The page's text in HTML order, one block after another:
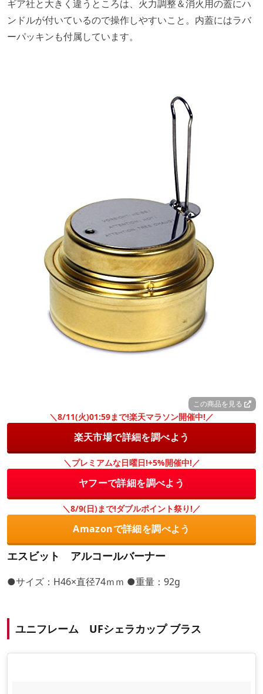
ギア社と大きく違うところは、火力調整＆消火用の蓋にハ
ンドルが付いているので操作しやすいこと。内蓋にはラバ
ーパッキンも付属しています。
この商品を見る
＼8/11(火)01:59まで!楽天マラソン開催中!／
楽天市場で詳細を調べよう
＼プレミアムな日曜日!+5%開催中!／
ヤフーで詳細を調べよう
＼8/9(日)まで!ダブルポイント祭り!／
Amazonで詳細を調べよう
エスビット アルコールバーナー
●サイズ：H46×直径74ｍｍ ●重量：92g
ユニフレーム UFシェラカップ ブラス